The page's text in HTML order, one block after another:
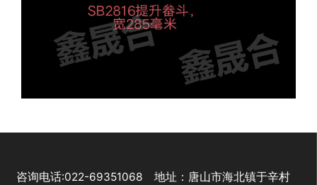
咨询电话:022-69351068 地址：唐山市海北镇于辛村